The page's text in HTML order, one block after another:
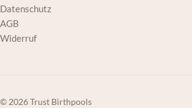
Datenschutz
AGB
Widerruf
© 2026 Trust Birthpools